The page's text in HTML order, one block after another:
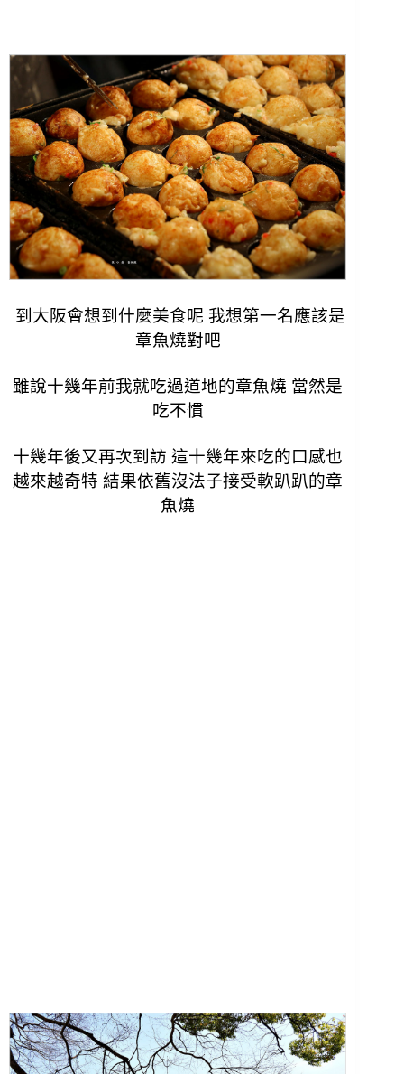
到大阪會想到什麼美食呢 我想第一名應該是
章魚燒對吧
雖說十幾年前我就吃過道地的章魚燒 當然是
吃不慣
十幾年後又再次到訪 這十幾年來吃的口感也
越來越奇特 結果依舊沒法子接受軟趴趴的章
魚燒